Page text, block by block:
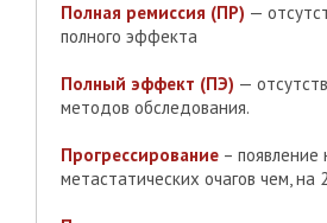
Полная ремиссия (ПР) —
полного эффекта
Полный эффект (ПЭ) —
методов обследования.
Прогрессирование – появление
метастатических очагов чем, на